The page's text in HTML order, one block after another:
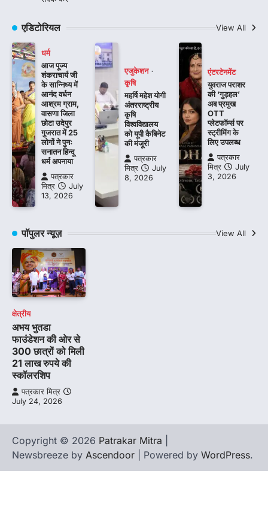
एडिटोरियल View All
धर्म
आज पूज्य
शंकराचार्य जी
के सान्निध्य में
आनंद वर्धन
आश्रम ग्राम,
वासणा जिला
छोटा उदेपुर
गुजरात में 25
लोगों ने पुनः
सनातन हिन्दू
धर्म अपनाया
पत्रकार
मित्र
July
13, 2026
एजुकेशन
कृषि
महर्षि महेश योगी
अंतरराष्ट्रीय
कृषि
विश्वविद्यालय
को यूपी कैबिनेट
की मंजूरी
पत्रकार
मित्र
July
8, 2026
एंटरटेनमेंट
युवराज पराशर
की ‘गुड़हल’
अब प्रमुख
OTT
प्लेटफॉर्म्स पर
स्ट्रीमिंग के
लिए उपलब्ध
पत्रकार
मित्र
July
3, 2026
पॉपुलर न्यूज़ View All
क्षेत्रीय
अभय भुतडा
फाउंडेशन की ओर से
300 छात्रों को मिली
21 लाख रुपये की
स्कॉलरशिप
पत्रकार मित्र
July 24, 2026
Copyright © 2026 Patrakar Mitra
Newsbreeze by Ascendoor | Powered by WordPress.